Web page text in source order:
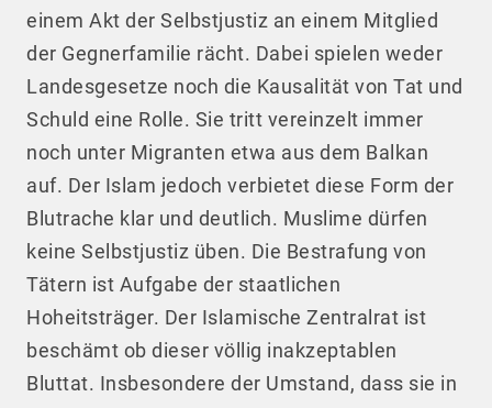
einem Akt der Selbstjustiz an einem Mitglied
der Gegnerfamilie rächt. Dabei spielen weder
Landesgesetze noch die Kausalität von Tat und
Schuld eine Rolle. Sie tritt vereinzelt immer
noch unter Migranten etwa aus dem Balkan
auf. Der Islam jedoch verbietet diese Form der
Blutrache klar und deutlich. Muslime dürfen
keine Selbstjustiz üben. Die Bestrafung von
Tätern ist Aufgabe der staatlichen
Hoheitsträger. Der Islamische Zentralrat ist
beschämt ob dieser völlig inakzeptablen
Bluttat. Insbesondere der Umstand, dass sie in